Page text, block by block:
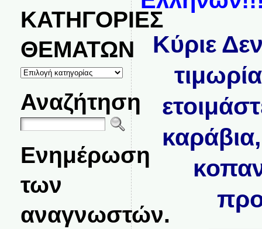
ΚΑΤΗΓΟΡΙΕΣ
ΘΕΜΑΤΩΝ
ΚΑΤΗΓΟΡΙΕΣ
ΘΕΜΑΤΩΝ
Αναζήτηση
Ενημέρωση
των
αναγνωστών.
Κύριε